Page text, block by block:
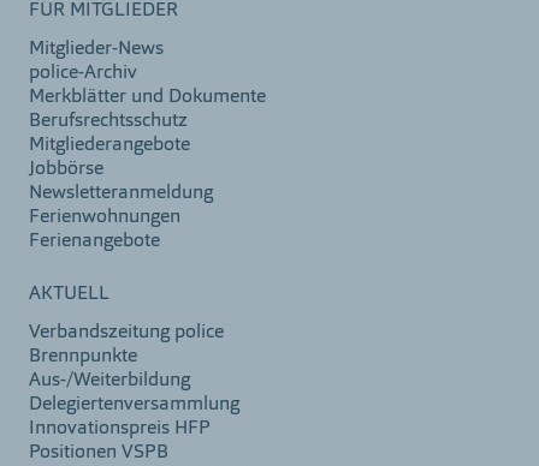
FÜR MITGLIEDER
Mitglieder-News
police-Archiv
Merkblätter und Dokumente
Berufsrechtsschutz
Mitgliederangebote
Jobbörse
Newsletteranmeldung
Ferienwohnungen
Ferienangebote
AKTUELL
Verbandszeitung police
Brennpunkte
Aus-/Weiterbildung
Delegiertenversammlung
Innovationspreis HFP
Positionen VSPB